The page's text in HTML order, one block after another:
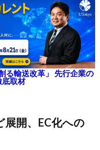
る輸送改革」 先行企業の
底取材